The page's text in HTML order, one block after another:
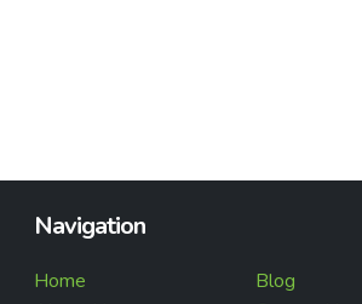
Navigation
Home
Blog